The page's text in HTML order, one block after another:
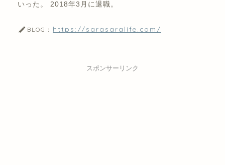
いった。 2018年3月に退職。
BLOG： https://sarasaralife.com/
スポンサーリンク